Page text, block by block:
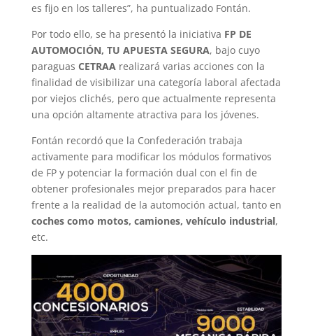
es fijo en los talleres”, ha puntualizado Fontán.
Por todo ello, se ha presentó la iniciativa FP DE
AUTOMOCIÓN, TU APUESTA SEGURA, bajo cuyo
paraguas CETRAArealizará varias acciones con la
finalidad de visibilizar una categoría laboral afectada
por viejos clichés, pero que actualmente representa
una opción altamente atractiva para los jóvenes.
Fontán recordó que la Confederación trabaja
activamente para modificar los módulos formativos
de FP y potenciar la formación dual con el fin de
obtener profesionales mejor preparados para hacer
frente a la realidad de la automoción actual, tanto en
coches como motos, camiones, vehículo industrial,
etc.